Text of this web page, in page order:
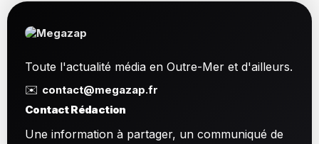
Toute l'actualité média en Outre-Mer et d'ailleurs.
✉️ contact@megazap.fr
Contact Rédaction
Une information à partager, un communiqué de